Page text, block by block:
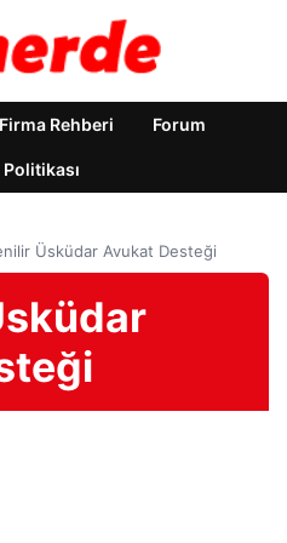
Firma Rehberi Forum
Üsküdar Avukat Desteği